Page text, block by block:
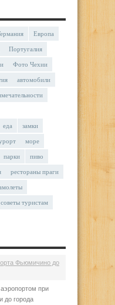
Европа
Португалия
Фото Чехии
автомобили
еда замки
море
парки пиво
рестораны праги
советы туристам
Фьюмичино до
при
до города